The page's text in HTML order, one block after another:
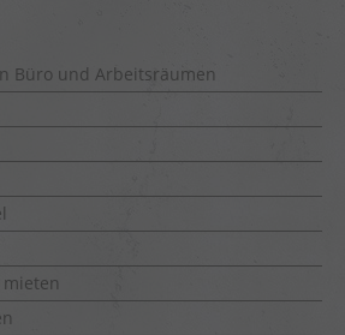
Büro und Arbeitsräumen